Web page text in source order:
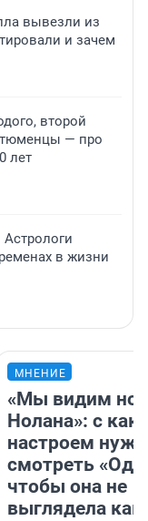
вывезли из
и зачем
второй
тюменцы — про
лет
в жизни
МНЕНИЕ
«Мы видим
Нолана»: с
настроем
смотреть
чтобы она не
выглядела как